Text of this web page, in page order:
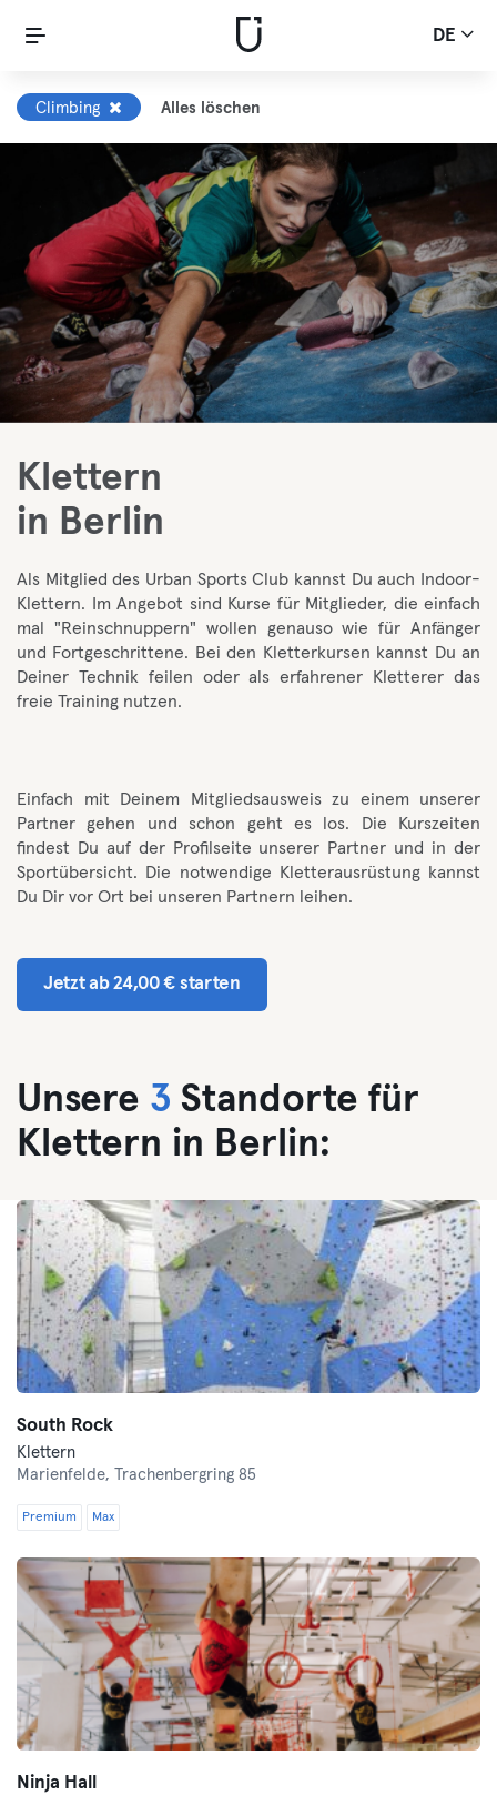
DE
Climbing Alles löschen
Klettern
in Berlin
Als Mitglied des Urban Sports Club kannst Du auch Indoor-
Klettern. Im Angebot sind Kurse für Mitglieder, die einfach
mal "Reinschnuppern" wollen genauso wie für Anfänger
und Fortgeschrittene. Bei den Kletterkursen kannst Du an
Deiner Technik feilen oder als erfahrener Kletterer das
freie Training nutzen.
Einfach mit Deinem Mitgliedsausweis zu einem unserer
Partner gehen und schon geht es los. Die Kurszeiten
findest Du auf der Profilseite unserer Partner und in der
Sportübersicht. Die notwendige Kletterausrüstung kannst
Du Dir vor Ort bei unseren Partnern leihen.
Jetzt ab 24,00 € starten
Unsere 3 Standorte für
Klettern in Berlin:
South Rock
Klettern
Marienfelde,
Trachenbergring 85
Premium Max
Ninja Hall